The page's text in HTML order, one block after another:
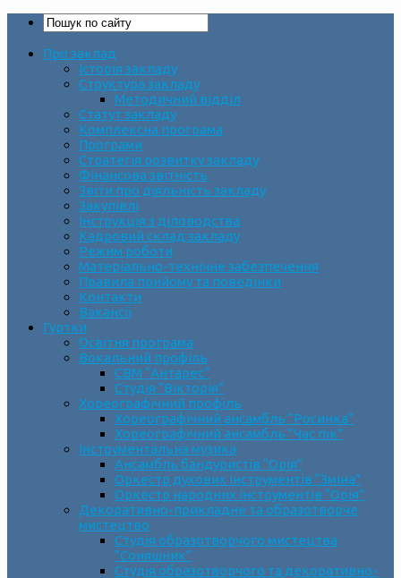
Про заклад
Історія закладу
Структура закладу
Методичний відділ
Статут закладу
Комплексна програма
Програми
Стратегія розвитку закладу
Фінансова звітність
Звіти про діяльність закладу
Закупівлі
Інструкція з діловодства
Кадровий склад закладу
Режим роботи
Матеріально-технічне забезпечення
Правила прийому та поведінки
Контакти
Вакансії
Гуртки
Освітня програма
Вокальний профіль
СВМ “Антарес”
Студія “Вікторія”
Хореографічний профіль
Хореографічний ансамбль “Росинка”
Хореографічний ансамбль “Час пік”
Інструментальна музика
Ансамбль бандуристів “Орія”
Оркестр духових інструментів “Зміна”
Оркестр народних інструментів “Орія”
Декоративно-прикладне та образотворче
мистецтво
Cтудія образотворчого мистецтва
“Соняшник”
Студія образотворчого та декоративно-